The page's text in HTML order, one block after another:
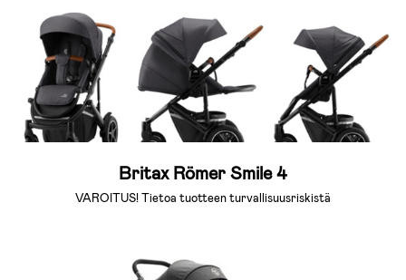
Britax Römer Smile 4
VAROITUS! Tietoa tuotteen turvallisuusriskistä